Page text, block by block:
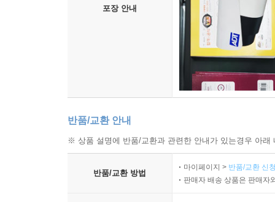
포장 안내
반품/교환 안내
※ 상품 설명에 반품/교환과 관련한 안내가 있는경우 아
반품/교환 방법
마이페이지 > 반품/교환 신
판매자 배송 상품은 판매자